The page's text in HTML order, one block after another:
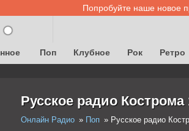
Попробуйте наше новое
Поп Клубное Рок Ретро
Русское радио Кострома
Онлайн Радио Поп Русское радио